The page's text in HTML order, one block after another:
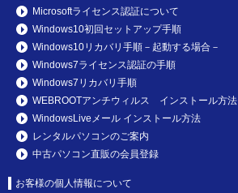
Microsoftライセンス認証について
Windows10初回セットアップ手順
Windows10リカバリ手順－起動する場合－
Windows7ライセンス認証の手順
Windows7リカバリ手順
WEBROOTアンチウィルス インストール方法
WindowsLiveメール インストール方法
レンタルパソコンのご案内
中古パソコン直販の会員登録
お客様の個人情報について